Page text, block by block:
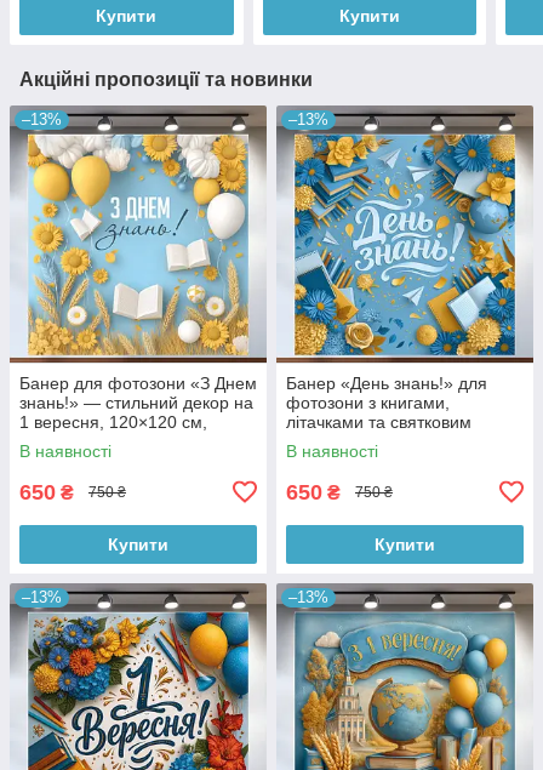
Купити Купити
Акційні пропозиції та новинки
–13%
Банер для фотозони «З Днем
знань!» — стильний декор на
1 вересня, 120×120 см,
№41024
В наявності
650 ₴ 750 ₴
Купити
–13%
Банер «День знань!» для
фотозони з книгами,
літачками та святковим
декором 120x120см, №41113
В наявності
650 ₴ 750 ₴
Купити
–13% –13%